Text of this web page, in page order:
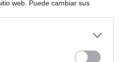
web. Puede cambiar sus